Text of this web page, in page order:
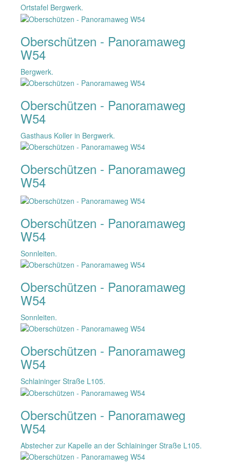
Ortstafel Bergwerk.
Oberschützen - Panoramaweg
W54
Bergwerk.
Oberschützen - Panoramaweg
W54
Gasthaus Koller in Bergwerk.
Oberschützen - Panoramaweg
W54
Oberschützen - Panoramaweg
W54
Sonnleiten.
Oberschützen - Panoramaweg
W54
Sonnleiten.
Oberschützen - Panoramaweg
W54
Schlaininger Straße L105.
Oberschützen - Panoramaweg
W54
Abstecher zur Kapelle an der Schlaininger Straße L105.